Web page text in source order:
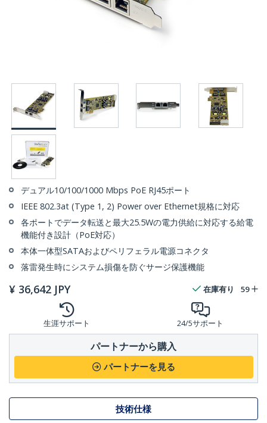
デュアル10/100/1000 Mbps PoE RJ45ポート
IEEE 802.3at (Type 1, 2) Power over Ethernet規格に対応
各ポートでデータ転送と最大25.5Wの電力供給に対応する給電
機能付き設計（PoE対応）
本体一体型SATAおよびペリフェラル電源コネクタ
落雷発生時にシステム損傷を防ぐサージ保護機能
¥ 36,642 JPY 在庫有り 59
生涯サポート 24/5サポート
パートナーから購入
パートナーを見る
技術仕様